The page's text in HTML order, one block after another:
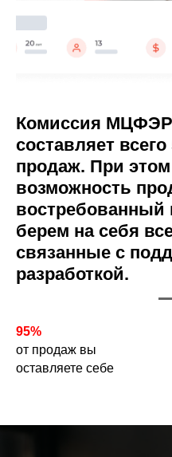
Комиссия МЦФЭР
составляет
продаж. При
возможность
востребованный
берем на себя
связанные с
разработкой.
95%
от продаж вы
оставляете себе